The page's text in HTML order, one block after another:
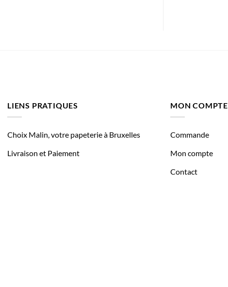
LIENS PRATIQUES
Choix Malin, votre papeterie à Bruxelles
Livraison et Paiement
MON COMPTE
Commande
Mon compte
Contact